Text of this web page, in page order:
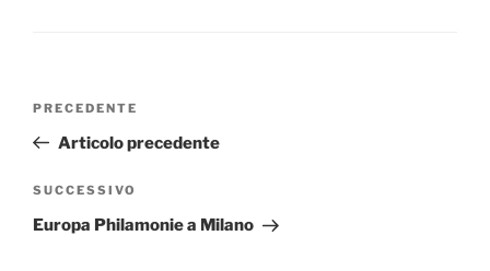
Articolo
precedente:
PRECEDENTE
Articolo precedente
Articolo
successivo
SUCCESSIVO
Europa Philamonie a Milano